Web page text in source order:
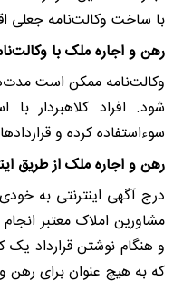
با ساخت وکالت‌نامه جعلی
رهن و اجاره ملک با
وکالت‌نامه ممکن است
شود. افراد کلاهبردار
سوءاستفاده کرده و
رهن و اجاره ملک از طریق
درج آگهی اینترنتی به
مشاورین املاک معتبر
و هنگام نوشتن قرارداد
که به هیچ عنوان برای رهن و